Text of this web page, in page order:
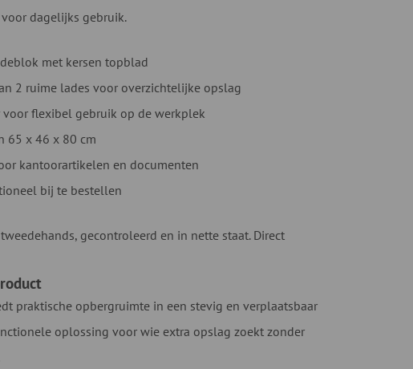
dagelijks gebruik.
met kersen topblad
2 ruime lades voor overzichtelijke opslag
voor flexibel gebruik op de werkplek
65 x 46 x 80 cm
kantoorartikelen en documenten
bij te bestellen
gecontroleerd en in nette staat. Direct
praktische opbergruimte in een stevig en verplaatsbaar
oplossing voor wie extra opslag zoekt zonder